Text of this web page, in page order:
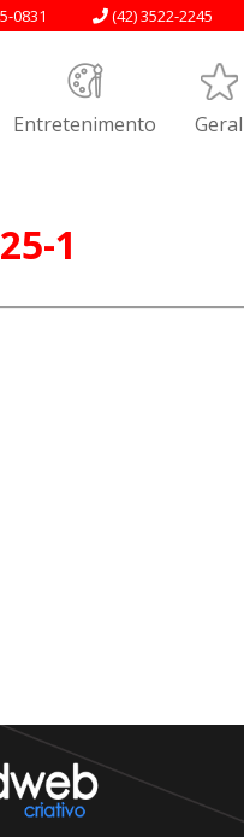
(42) 3522-2245
0831
Entretenimento Geral
1